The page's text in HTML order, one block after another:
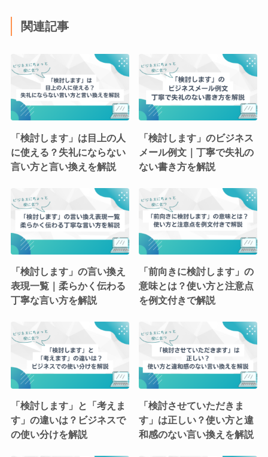
関連記事
「検討します」は目上の人
に使える？失礼にならない
言い方と言い換えを解説
「検討します」のビジネス
メール例文｜丁寧で失礼の
ない書き方を解説
「検討します」の言い換え
表現一覧｜柔らかく伝わる
丁寧な言い方を解説
「前向きに検討します」の
意味とは？使い方と注意点
を例文付きで解説
「検討します」と「考えま
す」の違いは？ビジネスで
の使い分けを解説
「検討させていただきま
す」は正しい？使い方と違
和感のない言い換えを解説